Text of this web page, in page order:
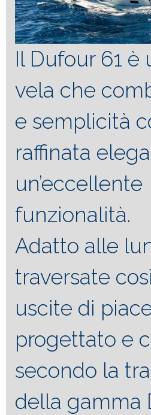
Il Dufour 61
vela che
e semplicità
raffinata
un’eccellente
funzionalità.
Adatto alle
traversate
uscite di
progettato e
secondo la
della gamma